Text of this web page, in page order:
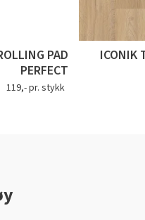
PAD
PERFECT
119,- pr. stykk
ICONIK